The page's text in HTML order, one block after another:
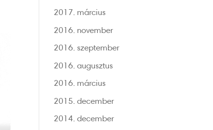
2017. március
2016. november
2016. szeptember
2016. augusztus
2016. március
2015. december
2014. december